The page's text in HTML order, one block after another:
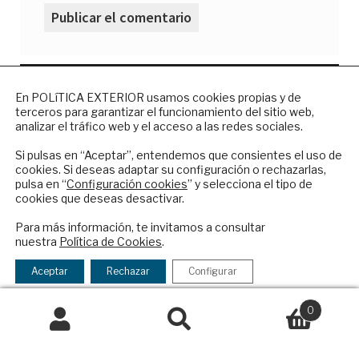
Grupo editorial privado e independiente de
análisis internacional en español.
Quiénes somos
Suscripciones
Preguntas frecuentes
Buscar
0
En POLíTICA EXTERIOR usamos cookies propias y de
terceros para garantizar el funcionamiento del sitio web,
analizar el tráfico web y el acceso a las redes sociales.
Si pulsas en “Aceptar”, entendemos que consientes el uso de
cookies. Si deseas adaptar su configuración o rechazarlas,
pulsa en “Configuración cookies” y selecciona el tipo de
cookies que deseas desactivar.
Para más información, te invitamos a consultar
nuestra Política de Cookies.
Aceptar Rechazar Configurar
NEWSLETTER
Suscríbase a nuestro boletín electrónico y
reciba en su correo el mejor análisis
internacional en español.
Checkbox
acepto
la
política
de
política de privacidad